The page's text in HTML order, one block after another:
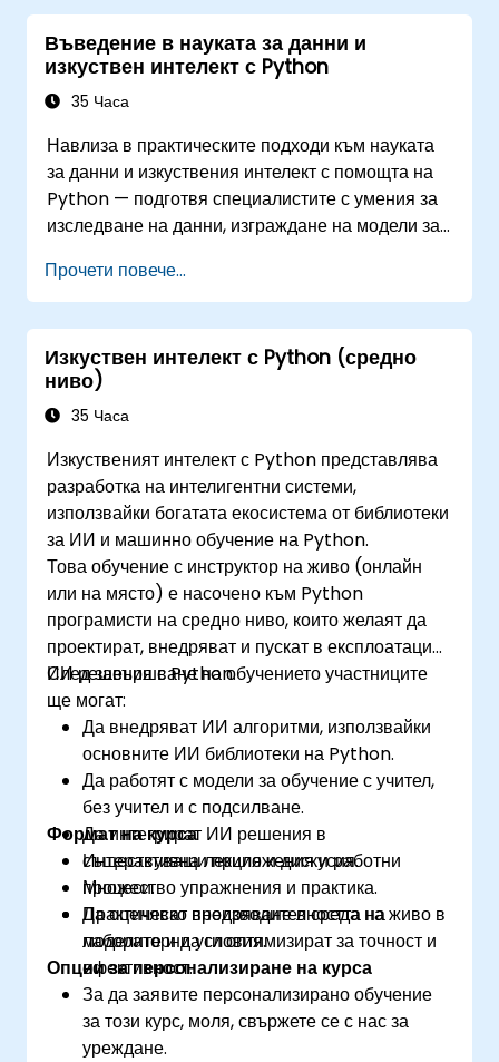
Въведение в науката за данни и
изкуствен интелект с Python
35 Часа
Навлиза в практическите подходи към науката
за данни и изкуствения интелект с помощта на
Python — подготвя специалистите с умения за
изследване на данни, изграждане на модели за
задвижвани от ИИ приложения в бизнес
контекст; Обхваща работни процеси по CRISP-
DM, статистически анализ, обучение с и без
учител, дълбоко обучение с Tensorflow,
обработка на естествен език, големи данни със
Spark и разказване на истории, основано на
сертификация по наука за данни с Python и
обучение по аналитика, ориентирано към
кариерата.
Прочети повече...
Изкуствен интелект с Python (средно
ниво)
35 Часа
Изкуственият интелект с Python представлява
разработка на интелигентни системи,
използвайки богатата екосистема от библиотеки
за ИИ и машинно обучение на Python.
Това обучение с инструктор на живо (онлайн
или на място) е насочено към Python
програмисти на средно ниво, които желаят да
проектират, внедряват и пускат в експлоатация
ИИ решения с Python.
След завършване на обучението участниците
ще могат:
Да внедряват ИИ алгоритми, използвайки
основните ИИ библиотеки на Python.
Да работят с модели за обучение с учител,
без учител и с подсилване.
Да интегрират ИИ решения в
съществуващи приложения и работни
процеси.
Да оценяват производителността на
моделите и да ги оптимизират за точност и
ефективност.
Формат на курса
Интерактивна лекция и дискусия.
Множество упражнения и практика.
Практическо внедряване в среда на живо в
лабораторни условия.
Опции за персонализиране на курса
За да заявите персонализирано обучение
за този курс, моля, свържете се с нас за
уреждане.